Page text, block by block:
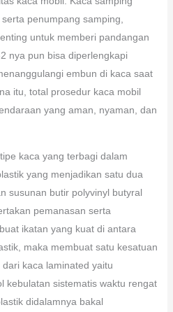
penumpang samping,
untuk memberi pandangan
nya pun bisa diperlengkapi
embun di kaca saat
itu, total prosedur kaca mobil
yang aman, nyaman, dan
kaca yang terbagi dalam
yang menjadikan satu dua
susunan butir polyvinyl butyral
pemanasan serta
ikatan yang kuat di antara
maka membuat satu kesatuan
kaca laminated yaitu
kebulatan sistematis waktu rengat
didalamnya bakal